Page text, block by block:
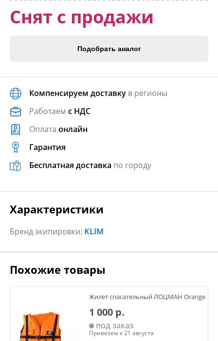
Снят с продажи
Подобрать аналог
Компенсируем доставку в регионы
Работаем с НДС
Оплата онлайн
Гарантия
Бесплатная доставка по городу
Характеристики
Бренд экипировки: KLIM
Похожие товары
Жилет спасательный ЛОЦМАН Orange
1 000 р.
под заказ
Привезем к 21 августа